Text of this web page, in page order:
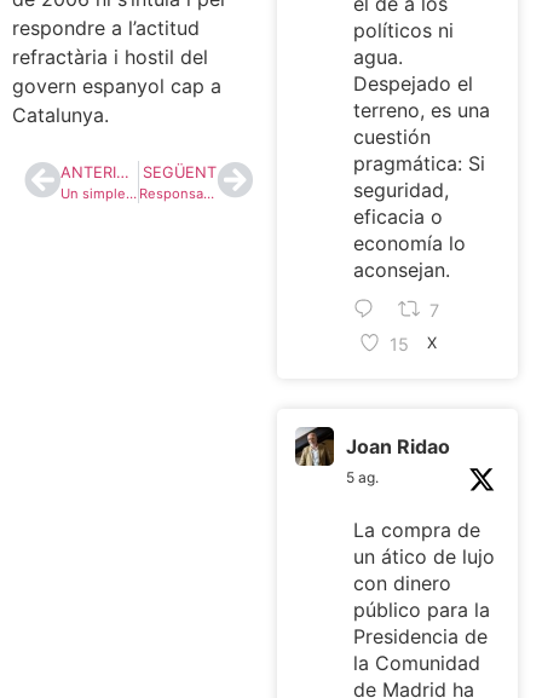
respondre a l’actitud
refractària i hostil del
govern espanyol cap a
Catalunya.
ANTERIOR
Un simple canvi de cares
SEGÜENT
Responsabilitat i patriotisme
políticos ni
agua.
Despejado el
terreno, es una
cuestión
pragmática: Si
seguridad,
eficacia o
economía lo
aconsejan.
7
15
X
Joan Ridao
5 ag.
La compra de
un ático de lujo
con dinero
público para la
Presidencia de
la Comunidad
de Madrid ha